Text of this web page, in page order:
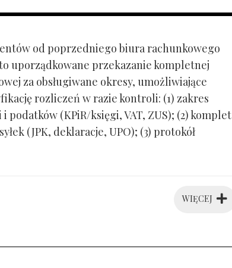
od poprzedniego biura rachunkowego
uporządkowane przekazanie kompletnej
za obsługiwane okresy, umożliwiające
rozliczeń w razie kontroli: (1) zakres
podatków (KPiR/księgi, VAT, ZUS); (2) komplet
(JPK, deklaracje, UPO); (3) protokół
WIĘCEJ